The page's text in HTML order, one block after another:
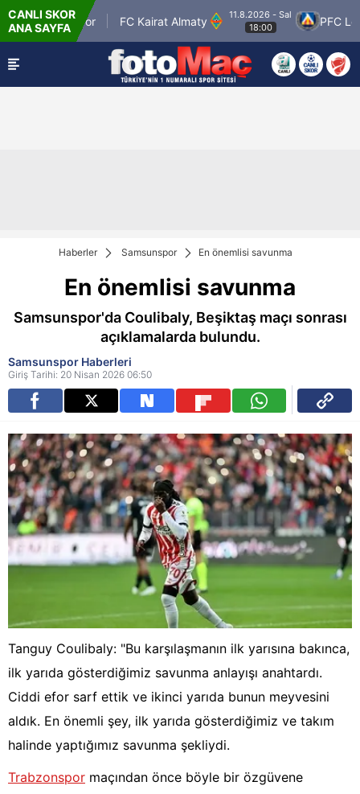
CANLI SKOR
ANA SAYFA
Petrolspor FC Kairat Almaty
11.8.2026 - Sal
18:00
PFC Levski
Haberler Samsunspor En önemlisi savunma
En önemlisi savunma
Samsunspor'da Coulibaly, Beşiktaş maçı sonrası
açıklamalarda bulundu.
Samsunspor Haberleri
Giriş Tarihi: 20 Nisan 2026 06:50
Tanguy Coulibaly: "Bu karşılaşmanın ilk yarısına bakınca,
ilk yarıda gösterdiğimiz savunma anlayışı anahtardı.
Ciddi efor sarf ettik ve ikinci yarıda bunun meyvesini
aldık. En önemli şey, ilk yarıda gösterdiğimiz ve takım
halinde yaptığımız savunma şekliydi.
Trabzonspor maçından önce böyle bir özgüvene